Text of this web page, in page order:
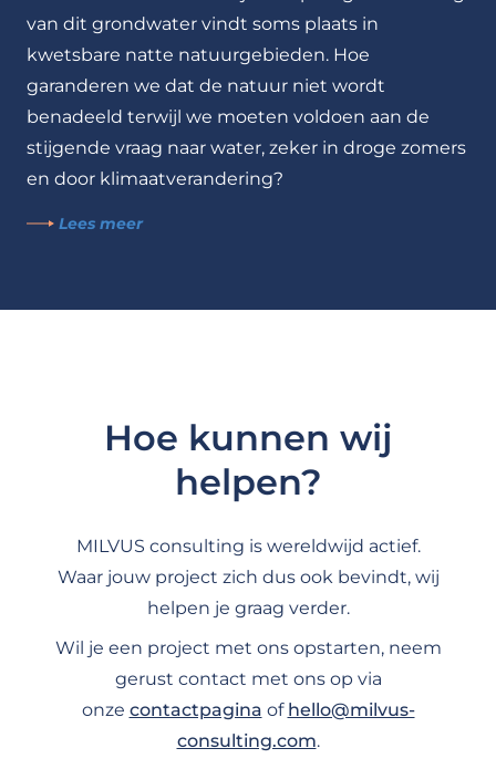
van dit grondwater vindt soms plaats in
kwetsbare natte natuurgebieden. Hoe
garanderen we dat de natuur niet wordt
benadeeld terwijl we moeten voldoen aan de
stijgende vraag naar water, zeker in droge zomers
en door klimaatverandering?
Lees meer
Hoe kunnen wij
helpen?
MILVUS consulting is wereldwijd actief.
Waar jouw project zich dus ook bevindt, wij
helpen je graag verder.
Wil je een project met ons opstarten, neem
gerust contact met ons op via
onze contactpagina of hello@milvus-
consulting.com.